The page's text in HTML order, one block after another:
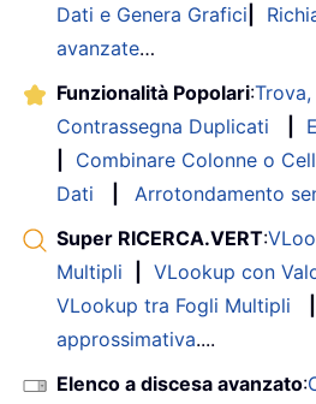
Dati e Genera Grafici
avanzate…
Funzionalità Popolari:
Contrassegna Duplicati
Combinare Colonne o
Dati
Arrotondamento
Super RICERCA.VERT:
Multipli
VLookup con
VLookup tra Fogli Multipli
approssimativa....
Elenco a discesa avanzato: